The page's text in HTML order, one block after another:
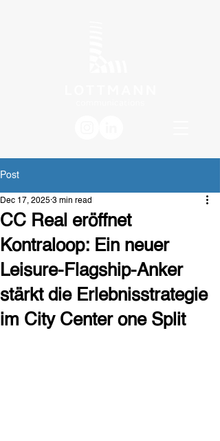
Post
CC Real eröffnet
Kontraloop: Ein neuer
Leisure-Flagship-Anker
stärkt die Erlebnisstrategie
im City Center one Split
Dec 17, 2025 3 min read